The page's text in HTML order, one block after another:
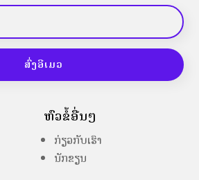
ສົ່ງອີເມວ
ຫົວຂໍ້ອື່ນໆ
ກ່ຽວກັບເຮົາ
ນັກຂຽນ